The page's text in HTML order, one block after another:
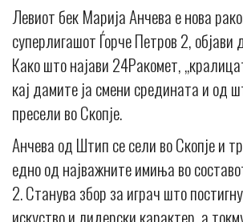
Левиот бек Марија Анчева е нова
суперлигашот Ѓорче Петров 2, објави
Како што најави 24Ракомет,
кај дамите ја смени средината и од
пресели во Скопје.
Анчева од Штип се сели во Скопје и
едно од најважните имиња во
2. Станува збор за играч што
искуство и лидерски карактер, а